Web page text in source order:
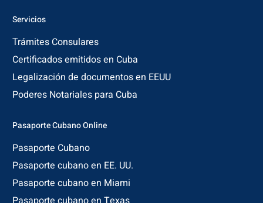
Servicios
Trámites Consulares
Certificados emitidos en Cuba
Legalización de documentos en EEUU
Poderes Notariales para Cuba
Pasaporte Cubano Online
Pasaporte Cubano
Pasaporte cubano en EE. UU.
Pasaporte cubano en Miami